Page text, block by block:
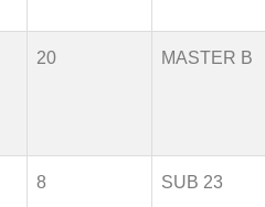
20 MASTER B
8 SUB 23